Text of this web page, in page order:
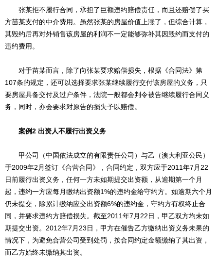
张某拒不履行合同，承担了巨额违约赔偿责任，而且还赔偿了买
方苗某支付的中介费用。虽然张某的房屋价值上涨了，但综合计算，
其毁约后再对外销售该房屋的利润不一定能够弥补其因毁约而支付的
违约费用。
对于苗某而言，除了向张某要求赔偿损失，根据《合同法》第
107条的规定，还可以选择要求张某继续履行交付该房屋的义务，只
要房屋具备交付及过户条件，法院一般都会判令被告继续履行合同义
务，同时，亦会要求对原告的损失予以赔偿。
案例2 出资人不履行出资义务
甲公司（中国依法成立的有限责任公司）与乙（澳大利亚公民）
于2009年2月签订《合营合同》，合同约定，双方应于2011年7月22
日前履行出资义务，任何一方未如期提交出资额，从逾期第一个月
起，违约一方应每月缴纳出资额1%的违约金给守约方。如逾期六个月
仍未提交，除累计缴纳应交出资额6%的违约金，守约方有权终止合
同，并要求违约方赔偿损失。截至2011年7月22日，甲乙双方均未如
期提交出资。2012年7月23日，甲方在催告乙方缴纳出资义务未果的
情况下，为避免合营公司受到处罚，按合同约定金额缴纳了其出资，
而乙方始终未缴纳其出资。